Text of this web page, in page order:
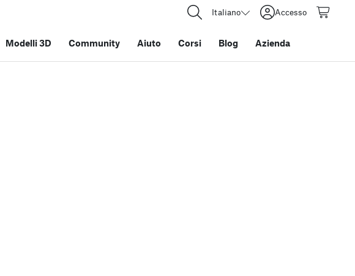
Italiano Accesso
Modelli 3D Community Aiuto Corsi Blog Azienda